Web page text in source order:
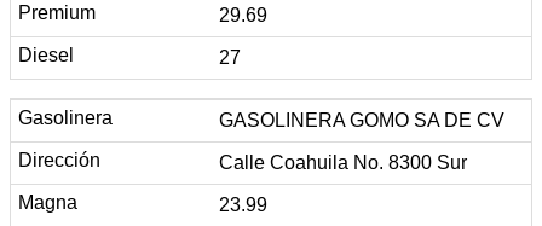
29.69
27
GASOLINERA GOMO SA DE CV
Calle Coahuila No. 8300 Sur
23.99